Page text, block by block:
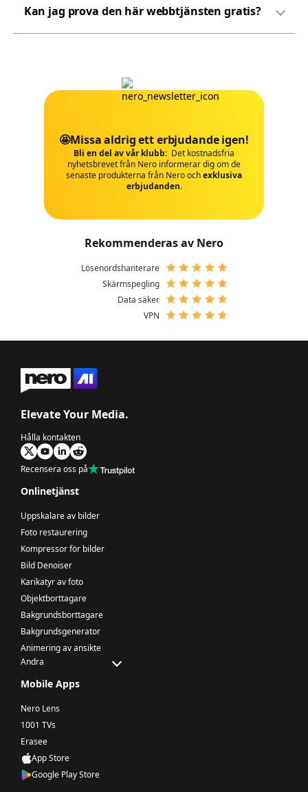
Kan jag prova den här webbtjänsten gratis?
🤩Missa aldrig ett erbjudande igen!
Bli en del av vår klubb: Det kostnadsfria
nyhetsbrevet från Nero informerar dig om de
senaste produkterna från Nero ochexklusiva
erbjudanden.
Rekommenderas av Nero
Lösenordshanterare
Skärmspegling
Data säker
VPN
Elevate Your Media.
Hålla kontakten
Recensera oss på
Onlinetjänst
Uppskalare av bilder
Foto restaurering
Kompressor för bilder
Bild Denoiser
Karikatyr av foto
Objektborttagare
Bakgrundsborttagare
Bakgrundsgenerator
Animering av ansikte
Andra
Mobile Apps
Nero Lens
1001 TVs
Erasee
App Store
Google Play Store